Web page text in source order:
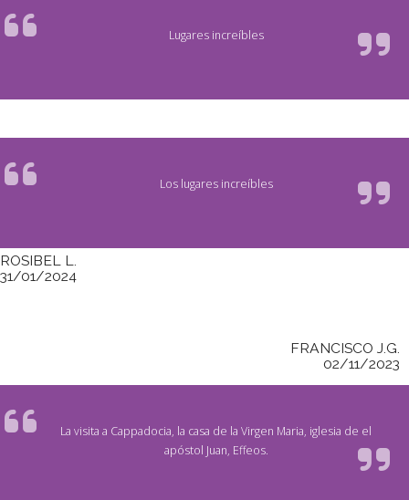
Lugares increíbles
Los lugares increíbles
ROSIBEL L.
31/01/2024
FRANCISCO J.G.
02/11/2023
La visita a Cappadocia, la casa de la Virgen Maria, iglesia de el
apóstol Juan, Effeos.